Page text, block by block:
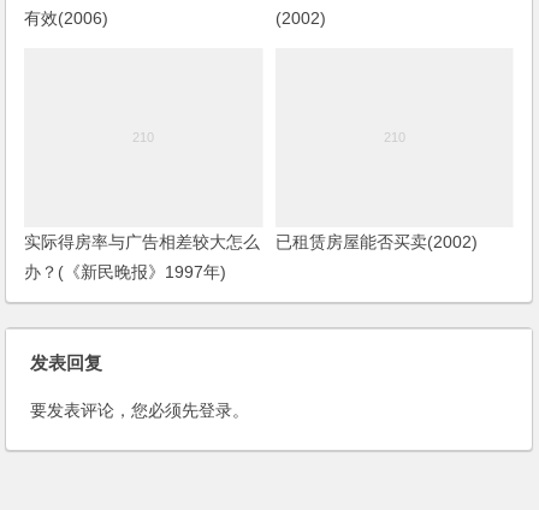
有效(2006)
(2002)
实际得房率与广告相差较大怎么
办？(《新民晚报》1997年)
已租赁房屋能否买卖(2002)
发表回复
要发表评论，您必须先登录。